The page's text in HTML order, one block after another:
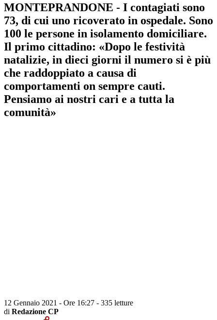
MONTEPRANDONE - I contagiati sono
73, di cui uno ricoverato in ospedale. Sono
100 le persone in isolamento domiciliare.
Il primo cittadino: «Dopo le festività
natalizie, in dieci giorni il numero si è più
che raddoppiato a causa di
comportamenti on sempre cauti.
Pensiamo ai nostri cari e a tutta la
comunità»
12 Gennaio 2021 - Ore 16:27 - 335 letture
di Redazione CP